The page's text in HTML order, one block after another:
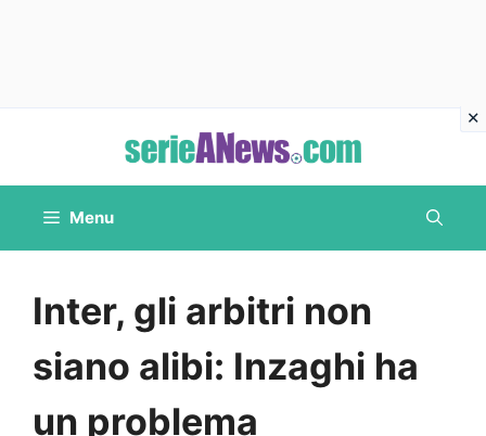
contenuto
Menu
Inter, gli arbitri non
siano alibi: Inzaghi ha
un problema